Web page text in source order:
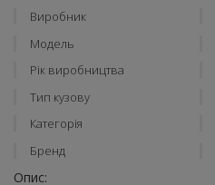
Виробник
Модель
Рік виробництва
Тип кузову
Категорія
Бренд
Опис: